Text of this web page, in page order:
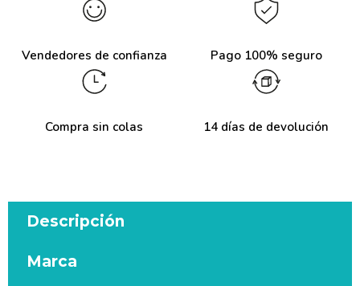
Vendedores de confianza Pago 100% seguro
Compra sin colas 14 días de devolución
Descripción
Marca